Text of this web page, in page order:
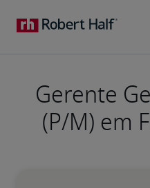
Gerente
(P/M) em